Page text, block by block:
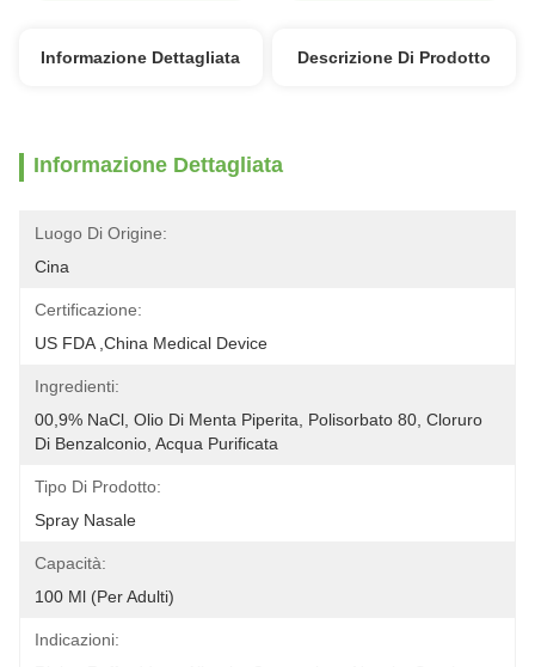
Informazione Dettagliata Descrizione Di Prodotto
Informazione Dettagliata
Luogo Di Origine:
Cina
Certificazione:
US FDA ,China Medical Device
Ingredienti:
00,9% NaCl, Olio Di Menta Piperita, Polisorbato 80, Cloruro
Di Benzalconio, Acqua Purificata
Tipo Di Prodotto:
Spray Nasale
Capacità:
100 Ml (per Adulti)
Indicazioni: